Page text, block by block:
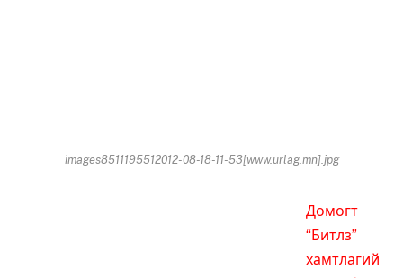
images8511195512012-08-18-11-53[www.urlag.mn].jpg
Домогт
“Битлз”
хамтлагий